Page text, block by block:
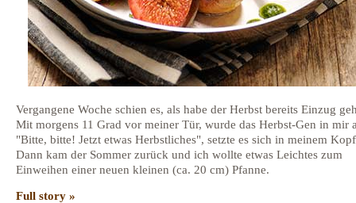
Vergangene Woche schien es, als habe der Herbst bereits Einzug
Mit morgens 11 Grad vor meiner Tür, wurde das Herbst-Gen in mir
"Bitte, bitte! Jetzt etwas Herbstliches", setzte es sich in meinem
Dann kam der Sommer zurück und ich wollte etwas Leichtes zum
Einweihen einer neuen kleinen (ca. 20 cm) Pfanne.
Full story »